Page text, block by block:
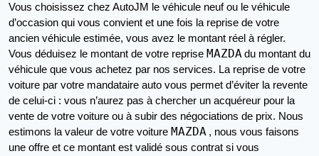
Vous choisissez chez AutoJM le véhicule neuf ou le véhicule
d’occasion qui vous convient et une fois la reprise de votre
ancien véhicule estimée, vous avez le montant réel à régler.
Vous déduisez le montant de votre reprise MAZDAdu montant du
véhicule que vous achetez par nos services. La reprise de votre
voiture par votre mandataire auto vous permet d’éviter la revente
de celui-ci : vous n’aurez pas à chercher un acquéreur pour la
vente de votre voiture ou à subir des négociations de prix. Nous
estimons la valeur de votre voiture MAZDA , nous vous faisons
une offre et ce montant est validé sous contrat si vous